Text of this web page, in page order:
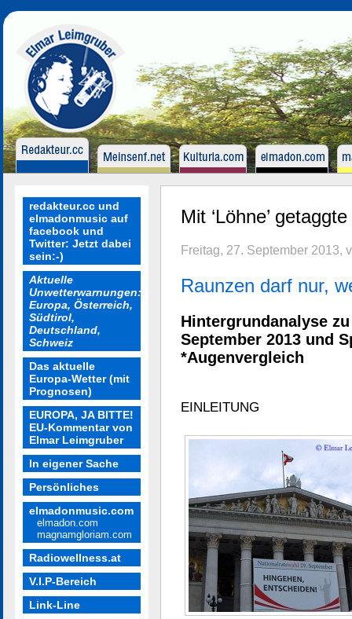
redakteur.cc und
elmadonmusic auf
facebook und
Twitter: Jetzt dabei
sein:-)
Aktuelle
Unwetterwarnungen:
Europa, Österreich,
Südtirol,
Deutschland,
Schweiz
Das aktuelle
Europa-Wetter (mit
Prognosen)
EUROPA, JA BITTE!
EU-Kommentar von
Elmar Leimgruber
In eigener Sache
Persönliches
elmadonmusic.com
elmadon.com
magnamgloriam.com
Radiowellness.at
V.I.P-Bereich
Link-Line
Mit ‘Löhne’
Freitag, 27. September 2013,
Raunzen darf nur,
Hintergrundanalyse
September 2013 und
*Augenvergleich
EINLEITUNG